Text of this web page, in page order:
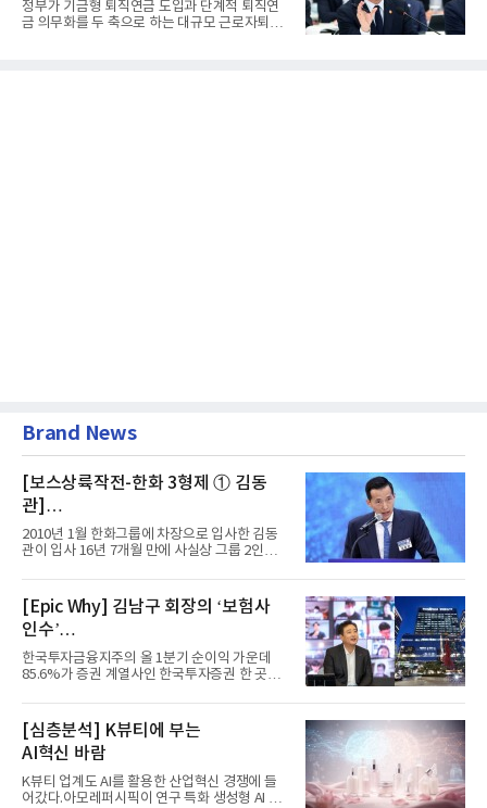
정부가 기금형 퇴직연금 도입과 단계적 퇴직연
금 의무화를 두 축으로 하는 대규모 근로자퇴직
Brand News
[보스상륙작전-한화 3형제 ① 김동
관]
입사 16년 만에 수석부회장 … 경영승
계 ‘초읽기’
2010년 1월 한화그룹에 차장으로 입사한 김동
관이 입사 16년 7개월 만에 사실상 그룹 2인자
[Epic Why] 김남구 회장의 ‘보험사
인수’
발걸음이 신중해진 배경은?
한국투자금융지주의 올 1분기 순이익 가운데
85.6%가 증권 계열사인 한국투자증권 한 곳에
[심층분석] K뷰티에 부는
AI혁신 바람
K뷰티 업계도 AI를 활용한 산업혁신 경쟁에 들
어갔다.아모레퍼시픽이 연구 특화 생성형 AI 플